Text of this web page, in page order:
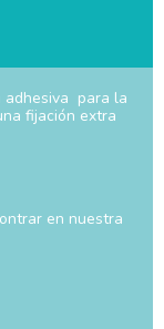
adhesiva para la
fijación extra
en nuestra